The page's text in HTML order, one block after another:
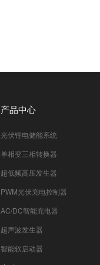
产品中心
光伏锂电储能系统
单相变三相转换器
超低频高压发生器
PWM光伏充电控制器
AC/DC智能充电器
超声波发生器
智能软启动器